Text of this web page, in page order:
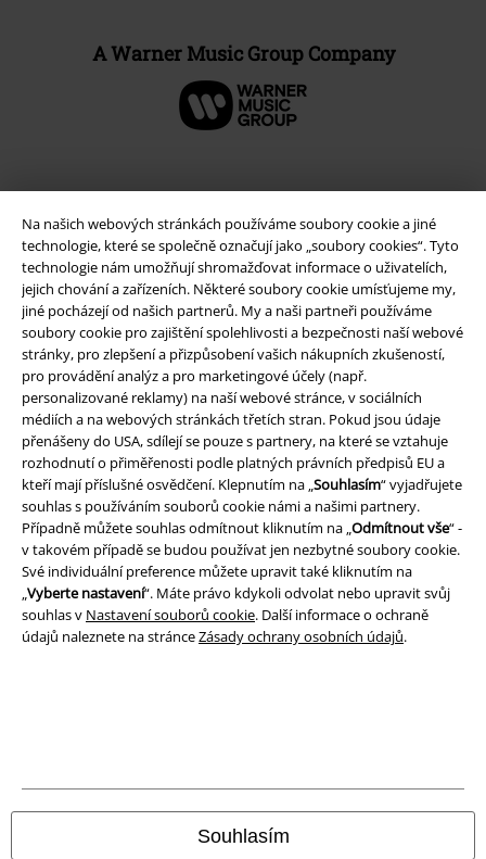
Na našich webových stránkách používáme soubory cookie a jiné
technologie, které se společně označují jako „soubory cookies“. Tyto
technologie nám umožňují shromažďovat informace o uživatelích,
jejich chování a zařízeních. Některé soubory cookie umísťujeme my,
jiné pocházejí od našich partnerů. My a naši partneři používáme
soubory cookie pro zajištění spolehlivosti a bezpečnosti naší webové
stránky, pro zlepšení a přizpůsobení vašich nákupních zkušeností,
pro provádění analýz a pro marketingové účely (např.
personalizované reklamy) na naší webové stránce, v sociálních
médiích a na webových stránkách třetích stran. Pokud jsou údaje
přenášeny do USA, sdílejí se pouze s partnery, na které se vztahuje
rozhodnutí o přiměřenosti podle platných právních předpisů EU a
kteří mají příslušné osvědčení. Klepnutím na „Souhlasím“ vyjadřujete
souhlas s používáním souborů cookie námi a našimi partnery.
Případně můžete souhlas odmítnout kliknutím na „Odmítnout vše“ -
v takovém případě se budou používat jen nezbytné soubory cookie.
Své individuální preference můžete upravit také kliknutím na
„Vyberte nastavení“. Máte právo kdykoli odvolat nebo upravit svůj
souhlas v Nastavení souborů cookie. Další informace o ochraně
údajů naleznete na stránceZásady ochrany osobních údajů.
Souhlasím
A Warner Music Group Company
Právní informace
Podmínky
Prohlášení
Ochrana osobních údajů
Likvidace odpadu a ochrana životního prostředí
Prohlášení o shodě
Informace o přístupnosti